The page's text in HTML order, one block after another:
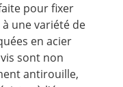
pour fixer
une variété de
en acier
sont non
antirouille,